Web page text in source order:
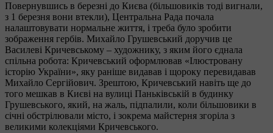
Повернувшись в березні до Києва (більшовиків тоді вигнали,
з 1 березня вони втекли), Центральна Рада почала
налаштовувати нормальне життя, і треба було зробити
зображення гербів. Михайло Грушевський доручив це
Василеві Кричевському – художнику, з яким його єднала
спільна робота: Кричевський оформлював «Ілюстровану
історію України», яку раніше видавав і щороку перевидавав
Михайло Сергійович. Зрештою, Кричевський навіть ще до
того мешкав в Києві на вулиці Паньківській в будинку
Грушевського, який, на жаль, підпалили, коли більшовики в
січні обстрілювали місто, і зокрема майстерня згоріла з
великими колекціями Кричевського.